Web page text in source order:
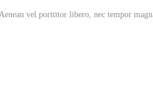
vel porttitor libero, nec tempor